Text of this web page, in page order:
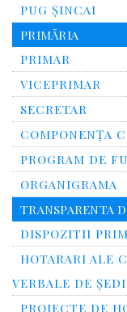
PUG ȘINCAI
PRIMĂRIA
PRIMAR
VICEPRIMAR
SECRETAR
COMPONENȚA
PROGRAM DE
ORGANIGRAMA
TRANSPARENTA
DISPOZITII
HOTARARI ALE
VERBALE DE
PROIECTE DE